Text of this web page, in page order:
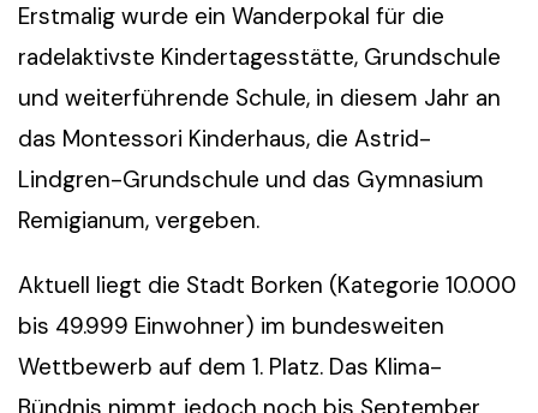
Erstmalig wurde ein Wanderpokal für die
radelaktivste Kindertagesstätte, Grundschule
und weiterführende Schule, in diesem Jahr an
das Montessori Kinderhaus, die Astrid-
Lindgren-Grundschule und das Gymnasium
Remigianum, vergeben.
Aktuell liegt die Stadt Borken (Kategorie 10.000
bis 49.999 Einwohner) im bundesweiten
Wettbewerb auf dem 1. Platz. Das Klima-